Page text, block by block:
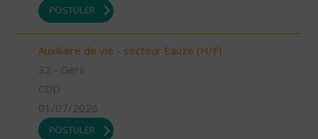
POSTULER
Auxiliaire de vie - secteur Eauze (H/F)
32 - Gers
CDD
01/07/2026
POSTULER